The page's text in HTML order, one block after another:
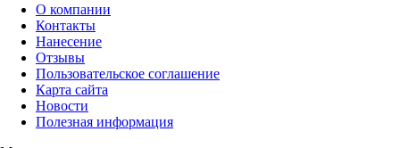
О компании
Контакты
Нанесение
Отзывы
Пользовательское соглашение
Карта сайта
Новости
Полезная информация